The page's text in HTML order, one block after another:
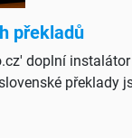
překladů
doplní
překlady